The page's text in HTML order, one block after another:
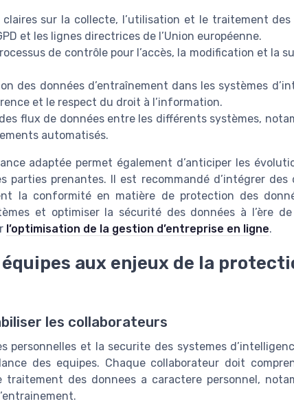
sur la collecte, l’utilisation et le traitement
et les lignes directrices de l’Union européenne.
de contrôle pour l’accès, la modification et la
des données d’entraînement dans les systèmes
et le respect du droit à l’information.
flux de données entre les différents systèmes,
automatisés.
adaptée permet également d’anticiper les
parties prenantes. Il est recommandé d’intégrer
la conformité en matière de protection des
et optimiser la sécurité des données à l’ère
l’optimisation de la gestion d’entreprise en ligne.
aux enjeux de la
les collaborateurs
personnelles et la securite des systemes
des equipes. Chaque collaborateur doit
traitement des donnees a caractere personnel,